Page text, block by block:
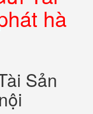
hà
Sản